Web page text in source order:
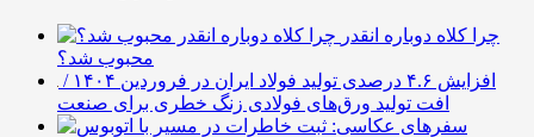
چرا کلاه دوباره انقدر
محبوب شد؟
افزایش ۴.۶ درصدی تولید فولاد ایران در فروردین ۱۴۰۴ /
افت تولید ورق‌های فولادی زنگ خطری برای صنعت